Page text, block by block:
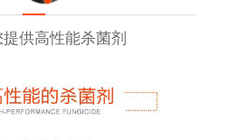
提供高性能杀菌剂